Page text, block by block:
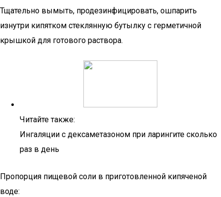
Тщательно вымыть, продезинфицировать, ошпарить
изнутри кипятком стеклянную бутылку с герметичной
крышкой для готового раствора.
Читайте также:
Ингаляции с дексаметазоном при ларингите сколько
раз в день
Пропорция пищевой соли в приготовленной кипяченой
воде: